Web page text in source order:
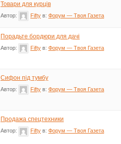
Товари для курців
Автор: Fifty в: Форум — Твоя Газета
Порадьте бордюри для дачі
Автор: Fifty в: Форум — Твоя Газета
Сифон під тумбу
Автор: Fifty в: Форум — Твоя Газета
Продажа спецтехники
Автор: Fifty в: Форум — Твоя Газета